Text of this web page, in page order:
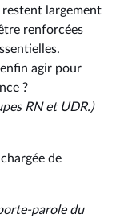
restent largement
renforcées
agir pour
?
RN et UDR.)
de
parole du